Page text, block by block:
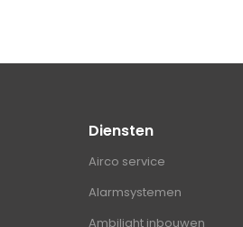
Diensten
Airco service
Alarmsystemen
Ambilight inbouwen